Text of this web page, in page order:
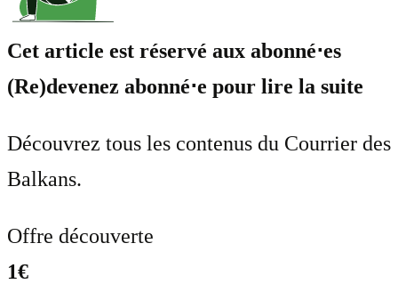
Cet article est réservé aux abonné⋅es
(Re)devenez abonné⋅e pour lire la suite
Découvrez tous les contenus du Courrier des
Balkans.
Offre découverte
1€